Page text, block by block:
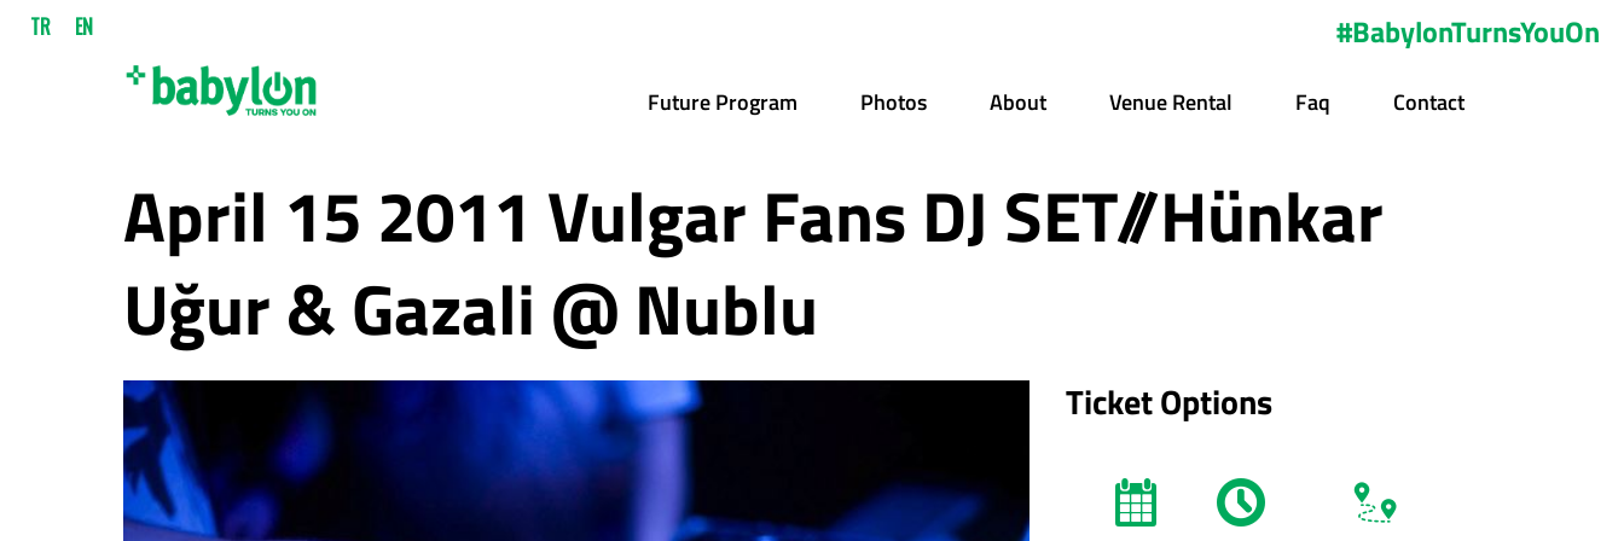
TR EN #BabylonTurnsYouOn
Future Program Photos About Venue Rental Faq Contact
April 15 2011 Vulgar Fans DJ SET//Hünkar
Uğur & Gazali @ Nublu
Ticket Options